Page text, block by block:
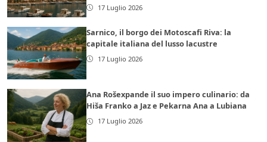
17 Luglio 2026
Sarnico, il borgo dei Motoscafi Riva: la
capitale italiana del lusso lacustre
17 Luglio 2026
Ana Rošexpande il suo impero culinario: da
Hiša Franko a Jaz e Pekarna Ana a Lubiana
17 Luglio 2026